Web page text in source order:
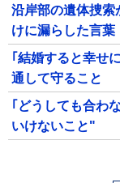
沿岸部の遺体捜索
けに漏らした言葉
｢結婚すると幸せ
通して守ること
｢どうしても合わ
いけないこと"